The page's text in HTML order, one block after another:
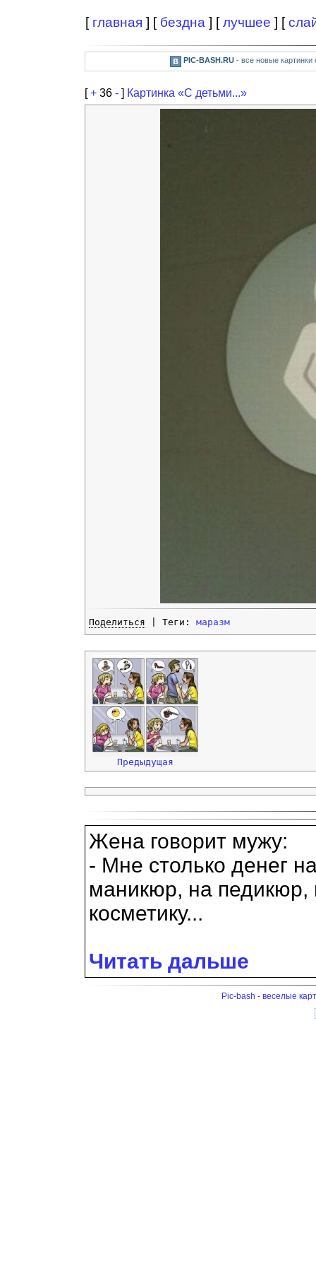
[ главная ] [ бездна ] [лучшее ] [
PIC-BASH.RU- все новые картинки
[+ 36 - ] Картинка «С детьми...»
Поделиться | Теги: маразм
Предыдущая
Жена говорит мужу:
- Мне столько денег
маникюр, на
косметику...
Читать дальше
Pic-bash - веселые